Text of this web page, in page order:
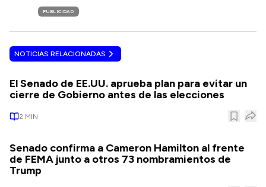
PUBLICIDAD
NOTICIAS RELACIONADAS
El Senado de EE.UU. aprueba plan para evitar un
cierre de Gobierno antes de las elecciones
2 MIN
Senado confirma a Cameron Hamilton al frente
de FEMA junto a otros 73 nombramientos de
Trump